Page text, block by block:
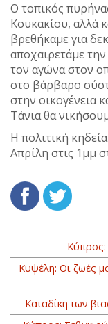
Ο τοπικός
Κουκακίου, αλλά
βρεθήκαμε για
αποχαιρετάμε
τον αγώνα στον
στο βάρβαρο
στην οικογένεια
Τάνια θα
Η πολιτική
Απρίλη στις 1μμ
Κύπρος:
Κυψέλη: Οι ζωές
Καταδίκη των